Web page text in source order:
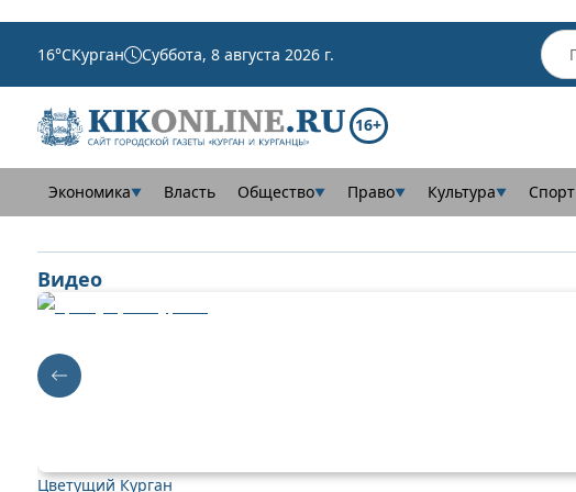
16°CКурган Суббота, 8 августа 2026 г.
16+
Экономика▼ Власть Общество▼ Право▼ Культура▼ Спорт
Видео
Цветущий Курган